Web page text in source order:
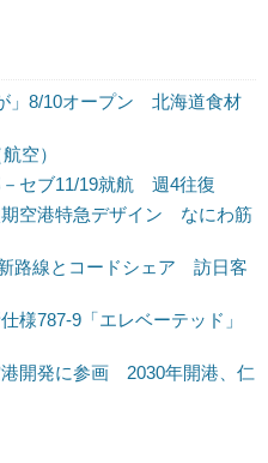
」8/10オープン 北海道食材
空）
セブ11/19就航 週4往復
空港特急デザイン なにわ筋
路線とコードシェア 訪日客
様787-9「エレベーテッド」
開発に参画 2030年開港、仁